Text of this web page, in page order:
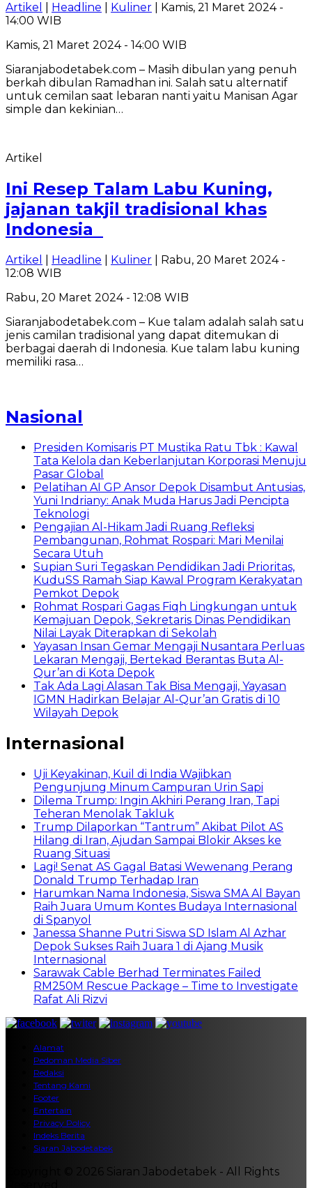
Artikel Headline Kuliner | Kamis, 21 Maret 2024 -
14:00 WIB
Kamis, 21 Maret 2024 - 14:00 WIB
Siaranjabodetabek.com – Masih dibulan yang penuh
berkah dibulan Ramadhan ini. Salah satu alternatif
untuk cemilan saat lebaran nanti yaitu Manisan Agar
simple dan kekinian…
Artikel
Ini Resep Talam Labu Kuning,
jajanan takjil tradisional khas
Indonesia
Artikel Headline Kuliner | Rabu, 20 Maret 2024 -
12:08 WIB
Rabu, 20 Maret 2024 - 12:08 WIB
Siaranjabodetabek.com – Kue talam adalah salah satu
jenis camilan tradisional yang dapat ditemukan di
berbagai daerah di Indonesia. Kue talam labu kuning
memiliki rasa…
Nasional
Presiden Komisaris PT Mustika Ratu Tbk : Kawal
Tata Kelola dan Keberlanjutan Korporasi Menuju
Pasar Global
Pelatihan AI GP Ansor Depok Disambut Antusias,
Yuni Indriany: Anak Muda Harus Jadi Pencipta
Teknologi
Pengajian Al-Hikam Jadi Ruang Refleksi
Pembangunan, Rohmat Rospari: Mari Menilai
Secara Utuh
Supian Suri Tegaskan Pendidikan Jadi Prioritas,
KuduSS Ramah Siap Kawal Program Kerakyatan
Pemkot Depok
Rohmat Rospari Gagas Fiqh Lingkungan untuk
Kemajuan Depok, Sekretaris Dinas Pendidikan
Nilai Layak Diterapkan di Sekolah
Yayasan Insan Gemar Mengaji Nusantara Perluas
Lekaran Mengaji, Bertekad Berantas Buta Al-
Qur’an di Kota Depok
Tak Ada Lagi Alasan Tak Bisa Mengaji, Yayasan
IGMN Hadirkan Belajar Al-Qur’an Gratis di 10
Wilayah Depok
Internasional
Uji Keyakinan, Kuil di India Wajibkan
Pengunjung Minum Campuran Urin Sapi
Dilema Trump: Ingin Akhiri Perang Iran, Tapi
Teheran Menolak Takluk
Trump Dilaporkan “Tantrum” Akibat Pilot AS
Hilang di Iran, Ajudan Sampai Blokir Akses ke
Ruang Situasi
Lagi! Senat AS Gagal Batasi Wewenang Perang
Donald Trump Terhadap Iran
Harumkan Nama Indonesia, Siswa SMA Al Bayan
Raih Juara Umum Kontes Budaya Internasional
di Spanyol
Janessa Shanne Putri Siswa SD Islam Al Azhar
Depok Sukses Raih Juara 1 di Ajang Musik
Internasional
Sarawak Cable Berhad Terminates Failed
RM250M Rescue Package – Time to Investigate
Rafat Ali Rizvi
Alamat
Pedoman Media Siber
Redaksi
Tentang Kami
Footer
Entertain
Privacy Policy
Indeks Berita
Siaran Jabodetabek
Copyright © 2026 Siaran Jabodetabek - All Rights